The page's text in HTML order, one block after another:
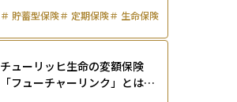
＃ 貯蓄型保険＃ 定期保険＃ 生命保険
チューリッヒ生命の変額保険
「フューチャーリンク」とは？